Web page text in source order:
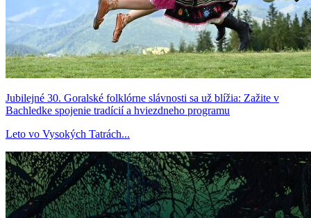
Jubilejné 30. Goralské folklórne slávnosti sa už blížia: Zažite v
Bachledke spojenie tradícií a hviezdneho programu
Leto vo Vysokých Tatrách...